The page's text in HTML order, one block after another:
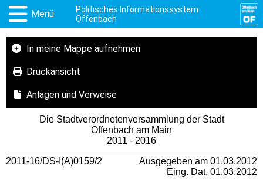
Menü
Politisches Informationssystem
Offenbach
In meine Mappe aufnehmen
Druckansicht
Anlagen und Verweise
Die Stadtverordnetenversammlung der Stadt
Offenbach am Main
2011 - 2016
2011-16/DS-I(A)0159/2
Ausgegeben am 01.03.2012
Eing. Dat. 01.03.2012